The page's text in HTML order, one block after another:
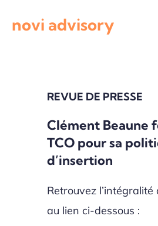
novi advisory
Actualités institutionnelles
Appels à projets
REVUE DE PRESSE
Clément Beaune
TCO pour sa
d’insertion
Retrouvez l’intégralité
au lien ci-dessous :